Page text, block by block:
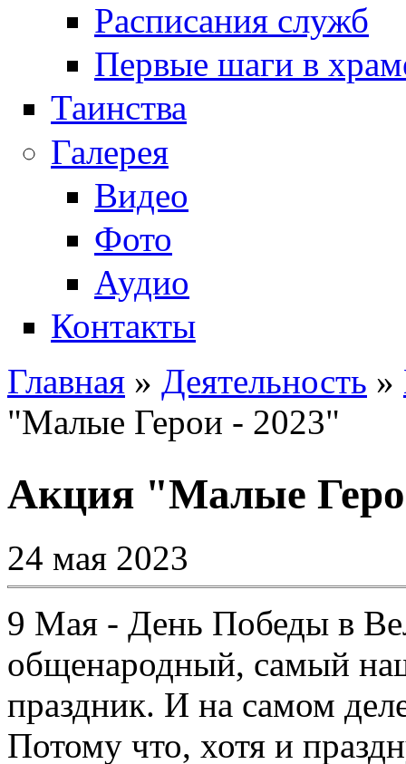
Расписания служб
Первые шаги в
Таинства
Галерея
Видео
Фото
Аудио
Контакты
Вы здесь
Главная » Деятельность »
"Малые Герои - 2023"
Акция "Малые
24 мая 2023
9 Мая - День Победы в
общенародный, самый
праздник. И на самом
Потому что, хотя и